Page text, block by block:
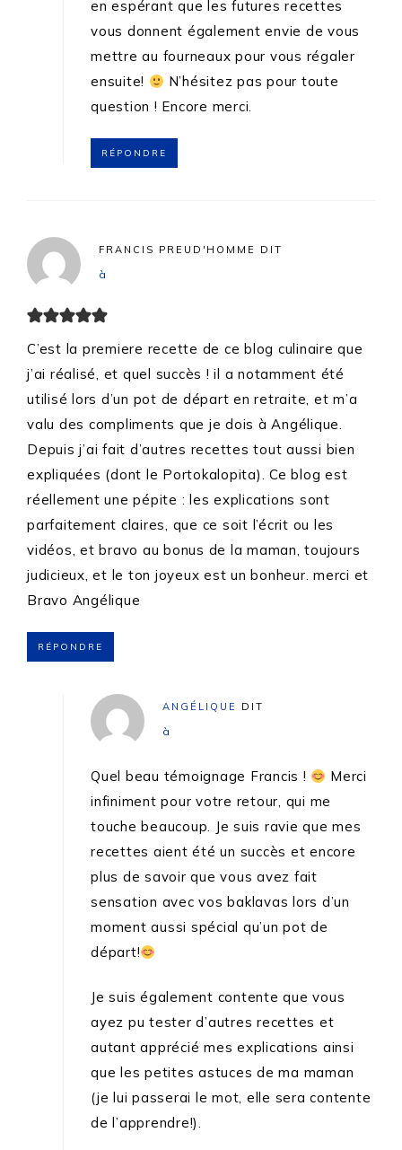
en espérant que les futures recettes
vous donnent également envie de vous
mettre au fourneaux pour vous régaler
ensuite!
N’hésitez pas pour toute
question ! Encore merci.
RÉPONDRE
FRANCIS PREUD'HOMME DIT
à
C’est la premiere recette de ce blog culinaire que
j’ai réalisé, et quel succès ! il a notamment été
utilisé lors d’un pot de départ en retraite, et m’a
valu des compliments que je dois à Angélique.
Depuis j’ai fait d’autres recettes tout aussi bien
expliquées (dont le Portokalopita). Ce blog est
réellement une pépite : les explications sont
parfaitement claires, que ce soit l’écrit ou les
vidéos, et bravo au bonus de la maman, toujours
judicieux, et le ton joyeux est un bonheur. merci et
Bravo Angélique
RÉPONDRE
ANGÉLIQUE DIT
à
Quel beau témoignage Francis !
Merci
infiniment pour votre retour, qui me
touche beaucoup. Je suis ravie que mes
recettes aient été un succès et encore
plus de savoir que vous avez fait
sensation avec vos baklavas lors d’un
moment aussi spécial qu’un pot de
départ!
Je suis également contente que vous
ayez pu tester d’autres recettes et
autant apprécié mes explications ainsi
que les petites astuces de ma maman
(je lui passerai le mot, elle sera contente
de l’apprendre!).